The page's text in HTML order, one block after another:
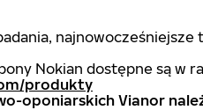
Nokian dostępne są w
produkty
oponiarskich Vianor